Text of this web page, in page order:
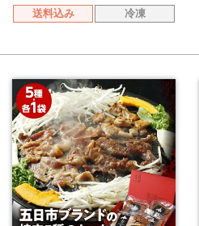
送料込み 冷凍